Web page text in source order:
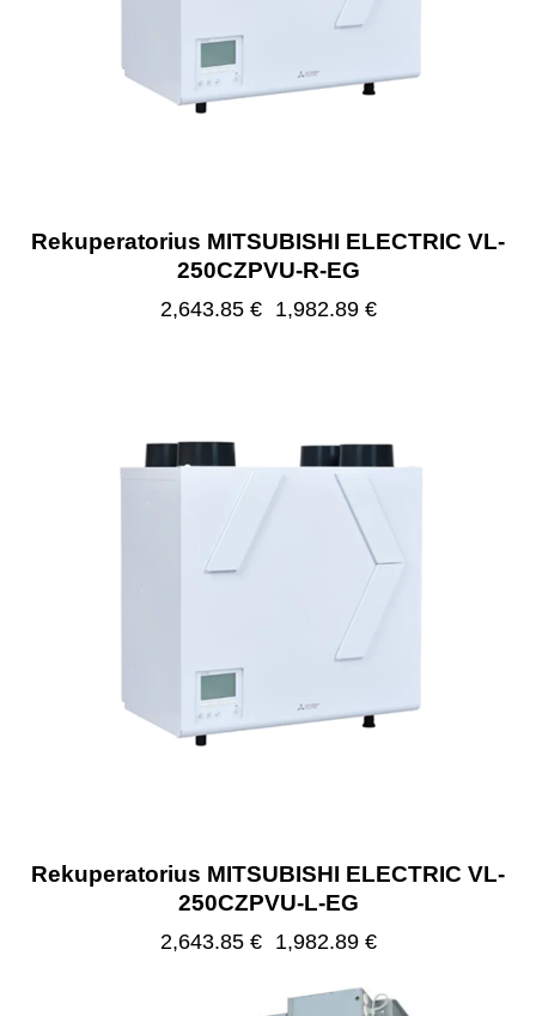
Rekuperatorius MITSUBISHI ELECTRIC VL-
250CZPVU-R-EG
2,643.85 € 1,982.89 €
Rekuperatorius MITSUBISHI ELECTRIC VL-
250CZPVU-L-EG
2,643.85 € 1,982.89 €